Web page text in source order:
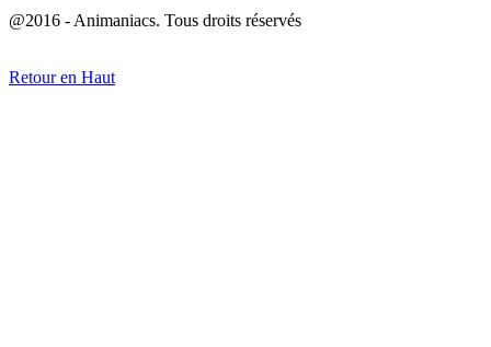
@2016 - Animaniacs. Tous droits réservés
Retour en Haut